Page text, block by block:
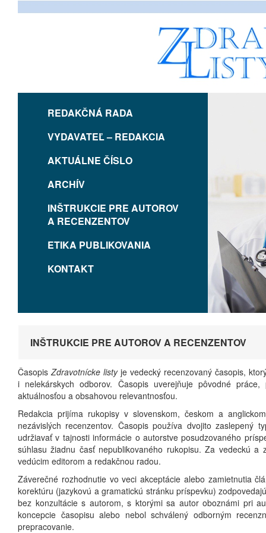
REDAKČNÁ RADA
VYDAVATEĽ – REDAKCIA
AKTUÁLNE ČÍSLO
ARCHÍV
INŠTRUKCIE PRE AUTOROV
A RECENZENTOV
ETIKA PUBLIKOVANIA
KONTAKT
INŠTRUKCIE PRE AUTOROV A RECENZENTOV
ČasopisZdravotnícke listyje vedecký recenzovaný časopis,
i nelekárskych odborov. Časopis uverejňuje pôvodné
aktuálnosťou a obsahovou relevantnosťou.
Redakcia prijíma rukopisy v slovenskom, českom a
nezávislých recenzentov. Časopis používa dvojito zaslepený
udržiavať v tajnosti informácie o autorstve posudzovaného
súhlasu žiadnu časť nepublikovaného rukopisu. Za vedeckú
vedúcim editorom a redakčnou radou.
Záverečné rozhodnutie vo veci akceptácie alebo zamietnutia
korektúru (jazykovú a gramatickú stránku príspevku)
bez konzultácie s autorom, s ktorými sa autor oboznámi pri
koncepcie časopisu alebo nebol schválený odborným
prepracovanie.